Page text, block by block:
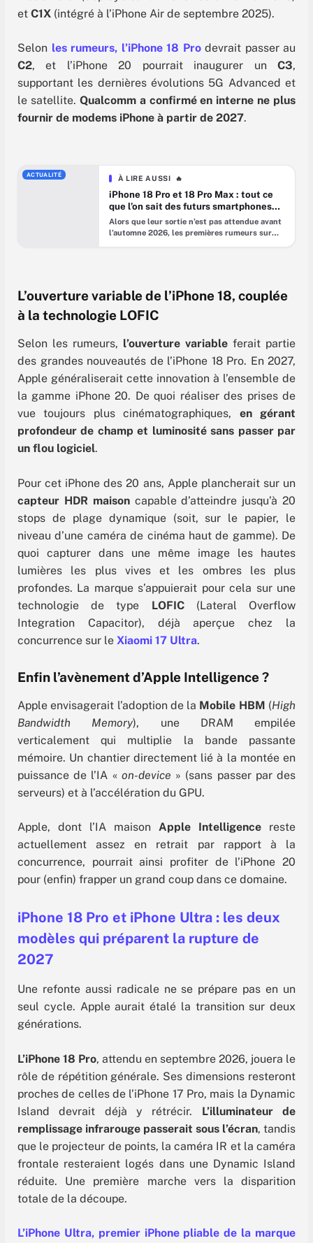
et C1X (intégré à l’iPhone Air de septembre 2025).
Selon les rumeurs, l’iPhone 18 Prodevrait passer au
C2, et l’iPhone 20 pourrait inaugurer un C3,
supportant les dernières évolutions 5G Advanced et
le satellite. Qualcomm a confirmé en interne ne plus
fournir de modems iPhone à partir de 2027.
ACTUALITÉ À LIRE AUSSI 🔥
iPhone 18 Pro et 18 Pro Max : tout ce
que l’on sait des futurs smartphones
d’Apple
Alors que leur sortie n’est pas attendue avant
l’automne 2026, les premières rumeurs sur
sortir seule, et l’iPhone 18 classique risquant
d’être reporté à 2027. Entre fuites et
L’ouverture variable de l’iPhone 18, couplée
à la technologie LOFIC
Selon les rumeurs, l’ouverture variable ferait partie
des grandes nouveautés de l’iPhone 18 Pro. En 2027,
Apple généraliserait cette innovation à l’ensemble de
la gamme iPhone 20. De quoi réaliser des prises de
vue toujours plus cinématographiques, en gérant
profondeur de champ et luminosité sans passer par
un flou logiciel.
Pour cet iPhone des 20 ans, Apple plancherait sur un
capteur HDR maisoncapable d’atteindre jusqu’à 20
stops de plage dynamique (soit, sur le papier, le
niveau d’une caméra de cinéma haut de gamme). De
quoi capturer dans une même image les hautes
lumières les plus vives et les ombres les plus
profondes. La marque s’appuierait pour cela sur une
technologie de type LOFIC(Lateral Overflow
Integration Capacitor), déjà aperçue chez la
concurrence sur le Xiaomi 17 Ultra.
Enfin l’avènement d’Apple Intelligence ?
Apple envisagerait l’adoption de la Mobile HBM (High
Bandwidth Memory), une DRAM empilée
verticalement qui multiplie la bande passante
mémoire. Un chantier directement lié à la montée en
puissance de l’IA « on-device » (sans passer par des
serveurs) et à l’accélération du GPU.
Apple, dont l’IA maison Apple Intelligence reste
actuellement assez en retrait par rapport à la
concurrence, pourrait ainsi profiter de l’iPhone 20
pour (enfin) frapper un grand coup dans ce domaine.
iPhone 18 Pro et iPhone Ultra : les deux
modèles qui préparent la rupture de
2027
Une refonte aussi radicale ne se prépare pas en un
seul cycle. Apple aurait étalé la transition sur deux
générations.
L’iPhone 18 Pro, attendu en septembre 2026, jouera le
rôle de répétition générale. Ses dimensions resteront
proches de celles de l’iPhone 17 Pro, mais la Dynamic
Island devrait déjà y rétrécir. L’illuminateur de
remplissage infrarouge passerait sous l’écran, tandis
que le projecteur de points, la caméra IR et la caméra
frontale resteraient logés dans une Dynamic Island
réduite. Une première marche vers la disparition
totale de la découpe.
L’iPhone Ultra, premier iPhone pliable de la marque